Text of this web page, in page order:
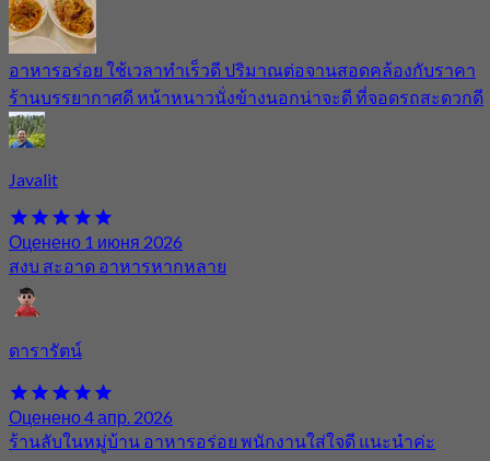
อาหารอร่อย ใช้เวลาทำเร็วดี ปริมาณต่อจานสอดคล้องกับราคา
ร้านบรรยากาศดี หน้าหนาวนั่งข้างนอกน่าจะดี ที่จอดรถสะดวกดี
Javalit
Оценено 1 июня 2026
สงบ สะอาด อาหารหากหลาย
ดารารัตน์
Оценено 4 апр. 2026
ร้านลับในหมู่บ้าน อาหารอร่อย พนักงานใส่ใจดี แนะนำค่ะ